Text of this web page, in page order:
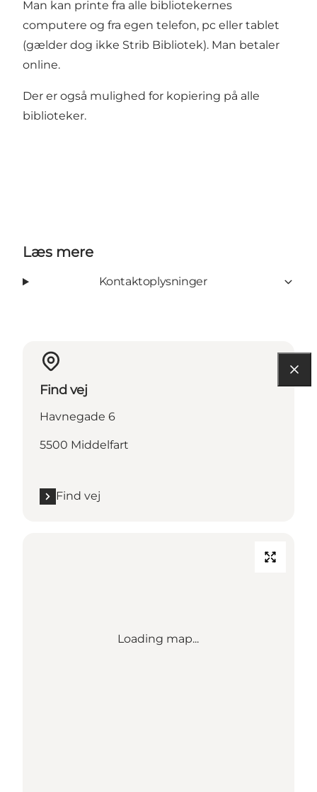
Man kan printe fra alle bibliotekernes
computere og fra egen telefon, pc eller tablet
(gælder dog ikke Strib Bibliotek). Man betaler
online.
Der er også mulighed for kopiering på alle
biblioteker.
Læs mere
Kontaktoplysninger
Find vej
Havnegade 6
5500 Middelfart
Find vej
Loading map...